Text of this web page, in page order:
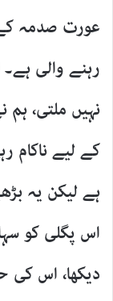
عورت صدمہ کے
رہنے والی
نہیں ملتی،
کے لیے ناکام
ہے لیکن یہ
اس پگلی کو
دیکھا، اس کی